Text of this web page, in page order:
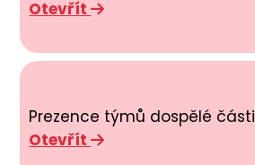
Otevřít
Prezence týmů dospělé části
Otevřít